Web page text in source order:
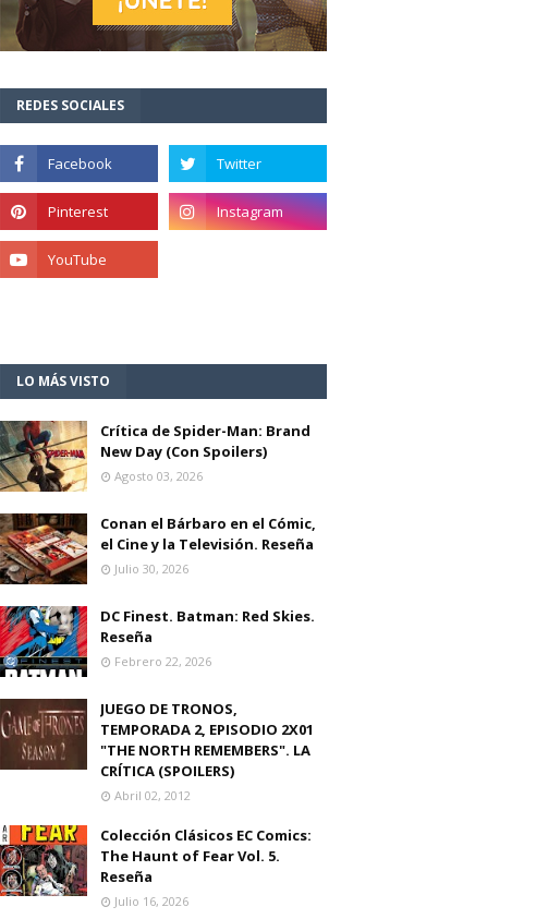
REDES SOCIALES
LO MÁS VISTO
Crítica de Spider-Man: Brand
New Day (Con Spoilers)
Agosto 03, 2026
Conan el Bárbaro en el Cómic,
el Cine y la Televisión. Reseña
Julio 30, 2026
DC Finest. Batman: Red Skies.
Reseña
Febrero 22, 2026
JUEGO DE TRONOS,
TEMPORADA 2, EPISODIO 2X01
"THE NORTH REMEMBERS". LA
CRÍTICA (SPOILERS)
Abril 02, 2012
Colección Clásicos EC Comics:
The Haunt of Fear Vol. 5.
Reseña
Julio 16, 2026